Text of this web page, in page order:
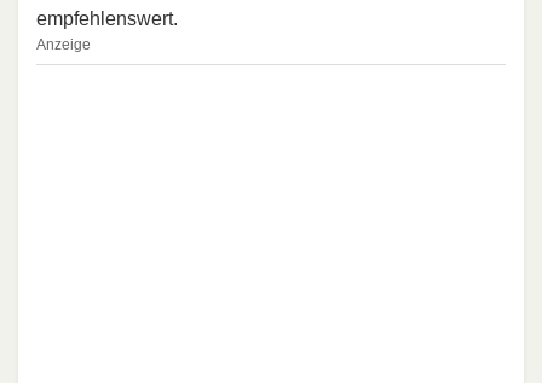
empfehlenswert.
Anzeige